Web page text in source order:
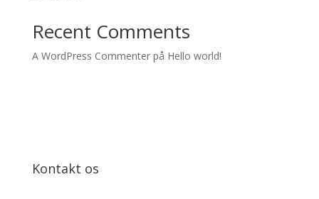
Recent Comments
A WordPress Commenterpå Hello world!
Kontakt os